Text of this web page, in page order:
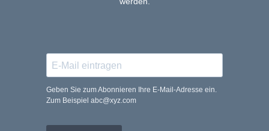
Geben Sie zum Abonnieren Ihre E-Mail-Adresse ein.
Zum Beispiel abc@xyz.com